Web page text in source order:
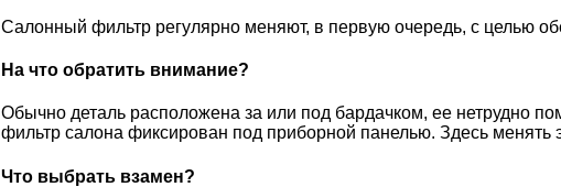
Салонный фильтр регулярно меняют, в первую очередь, с целью
На что обратить внимание?
Обычно деталь расположена за или под бардачком, ее нетрудно
фильтр салона фиксирован под приборной панелью. Здесь менять
Что выбрать взамен?